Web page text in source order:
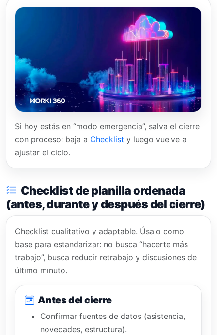
Si hoy estás en “modo emergencia”, salva el cierre
con proceso: baja a Checklist y luego vuelve a
ajustar el ciclo.
Checklist de planilla ordenada
(antes, durante y después del cierre)
Checklist cualitativo y adaptable. Úsalo como
base para estandarizar: no busca “hacerte más
trabajo”, busca reducir retrabajo y discusiones de
último minuto.
Antes del cierre
Confirmar fuentes de datos (asistencia,
novedades, estructura).